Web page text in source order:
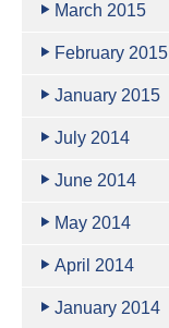
March 2015
February 2015
January 2015
July 2014
June 2014
May 2014
April 2014
January 2014